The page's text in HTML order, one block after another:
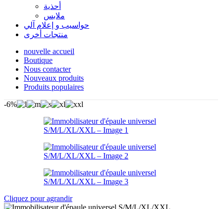
أحذية
ملابس
حواسيب و إعلام آلي
منتجات أخرى
nouvelle accueil
Boutique
Nous contacter
Nouveaux produits
Produits populaires
-6%
Cliquez pour agrandir